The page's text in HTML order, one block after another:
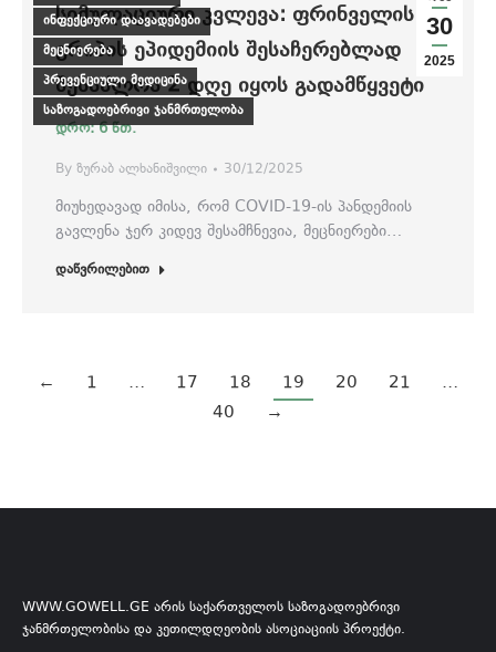
30
2025
ინფექციური დაავადებები
მეცნიერება
პრევენციული მედიცინა
საზოგადოებრივი ჯანმრთელობა
ᲡᲘᲛᲣᲚᲐᲪᲘᲣᲠᲘ ᲙᲕᲚᲔᲕᲐ: ᲤᲠᲘᲜᲕᲔᲚᲘᲡ
ᲒᲠᲘᲞᲘᲡ ᲔᲞᲘᲓᲔᲛᲘᲘᲡ ᲨᲔᲡᲐᲩᲔᲠᲔᲑᲚᲐᲓ
ᲨᲔᲡᲐᲫᲚᲝᲐ 2 ᲓᲦᲔ ᲘᲧᲝᲡ ᲒᲐᲓᲐᲛᲬᲧᲕᲔᲢᲘ
By ზურაბ ალხანიშვილი 30/12/2025
მიუხედავად იმისა, რომ COVID-19-ის პანდემიის
გავლენა ჯერ კიდევ შესამჩნევია, მეცნიერები…
დაწვრილებით
← 1 … 17 18 19 20 21
…
40
→
WWW.GOWELL.GE ᲐᲠᲘᲡ ᲡᲐᲥᲐᲠᲗᲕᲔᲚᲝᲡ ᲡᲐᲖᲝᲒᲐᲓᲝᲔᲑᲠᲘᲕᲘ
ᲯᲐᲜᲛᲠᲗᲔᲚᲝᲑᲘᲡᲐ ᲓᲐ ᲙᲔᲗᲘᲚᲓᲦᲔᲝᲑᲘᲡ ᲐᲡᲝᲪᲘᲐᲪᲘᲘᲡ ᲞᲠᲝᲔᲥᲢᲘ.